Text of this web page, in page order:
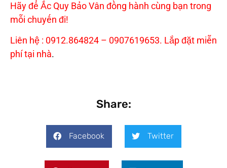
Hãy để Ắc Quy Bảo Vân đồng hành cùng bạn trong
mỗi chuyến đi!
Liên hệ : 0912.864824 – 0907619653. Lắp đặt miễn
phí tại nhà.
Share:
Facebook Twitter